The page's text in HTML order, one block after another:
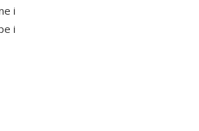
i
i